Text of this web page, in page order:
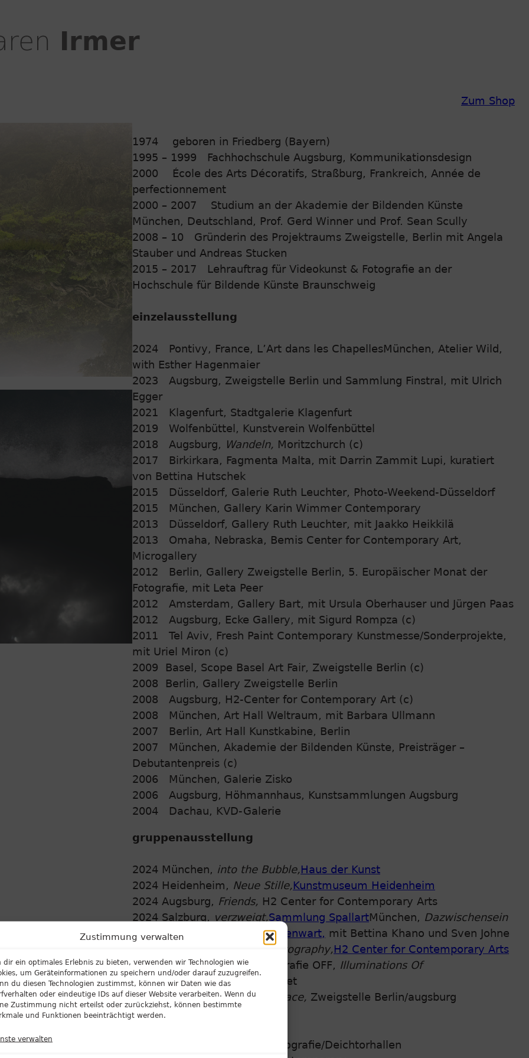
Zustimmung verwalten
dir ein optimales Erlebnis zu bieten, verwenden wir Technologien wie
um Geräteinformationen zu speichern und/oder darauf zuzugreifen.
du diesen Technologien zustimmst, können wir Daten wie das
oder eindeutige IDs auf dieser Website verarbeiten. Wenn du
Zustimmung nicht erteilst oder zurückziehst, können bestimmte
und Funktionen beeinträchtigt werden.
verwalten
Irmer
Zum Shop
1974 geboren in Friedberg (Bayern)
1995 – 1999
Fachhochschule Augsburg, Kommunikationsdesign
2000
École des Arts Décoratifs, Straßburg, Frankreich, Année de
perfectionnement
2000 – 2007
Studium an der Akademie der Bildenden Künste
München, Deutschland, Prof. Gerd Winner und Prof. Sean Scully
2008 – 10
Gründerin des Projektraums Zweigstelle, Berlin mit Angela
Stauber und Andreas Stucken
2015 – 2017 Lehrauftrag für Videokunst & Fotografie an der
Hochschule für Bildende Künste Braunschweig
einzelausstellung
2024 Pontivy, France, L’Art dans les ChapellesMünchen, Atelier Wild,
with Esther Hagenmaier
2023 Augsburg, Zweigstelle Berlin und Sammlung Finstral, mit Ulrich
Egger
2021 Klagenfurt, Stadtgalerie Klagenfurt
2019 Wolfenbüttel, Kunstverein Wolfenbüttel
2018 Augsburg, Wandeln, Moritzchurch (c)
2017 Birkirkara, Fagmenta Malta, mit Darrin Zammit Lupi, kuratiert
von Bettina Hutschek
2015 Düsseldorf, Galerie Ruth Leuchter, Photo-Weekend-Düsseldorf
2015 München, Gallery Karin Wimmer Contemporary
2013 Düsseldorf, Gallery Ruth Leuchter, mit Jaakko Heikkilä
2013 Omaha, Nebraska, Bemis Center for Contemporary Art,
Microgallery
2012 Berlin, Gallery Zweigstelle Berlin, 5. Europäischer Monat der
Fotografie, mit Leta Peer
2012 Amsterdam, Gallery Bart, mit Ursula Oberhauser und Jürgen Paas
2012 Augsburg, Ecke Gallery, mit Sigurd Rompza (c)
2011 Tel Aviv, Fresh Paint Contemporary Kunstmesse/Sonderprojekte,
mit Uriel Miron (c)
2009 Basel, Scope Basel Art Fair, Zweigstelle Berlin (c)
2008 Berlin, Gallery Zweigstelle Berlin
2008 Augsburg, H2-Center for Contemporary Art (c)
2008 München, Art Hall Weltraum, mit Barbara Ullmann
2007 Berlin, Art Hall Kunstkabine, Berlin
2007 München, Akademie der Bildenden Künste, Preisträger –
Debutantenpreis (c)
2006 München, Galerie Zisko
2006 Augsburg, Höhmannhaus, Kunstsammlungen Augsburg
2004 Dachau, KVD-Galerie
gruppenausstellung
2024 München, into the Bubble,Haus der Kunst
2024 Heidenheim, Neue Stille,Kunstmuseum Heidenheim
2024 Augsburg, Friends, H2 Center for Contemporary Arts
2024 Salzburg, verzweigt,Sammlung SpallartMünchen, Dazwischensein
1,DG Kunstraum Diskurs Gegenwart, mit Bettina Khano und Sven Johne
Painting Photography,H2 Center for Contemporary Arts
2023 Berlin, Monat der Fotografie OFF, Illuminations Of
Disenchantment,Atelier Jaquet
2021 Augsburg,Domestic Space, Zweigstelle Berlin/augsburg
contemporary
2019 Hamburg, Haus der Fotografie/Deichtorhallen